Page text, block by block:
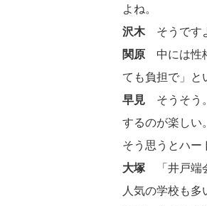
よね。
沢木そうですよ
関原 中には性
ても負担で」と
早見 そうそう
するのが楽しい
そう思うとハー
大塚「井戸端会
人気の学校も多